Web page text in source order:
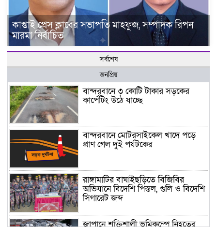
কাপ্তাই প্রেস ক্লাবের সভাপতি মাহফুজ, সম্পাদক রিপন
মারমা নির্বাচিত
সর্বশেষ
জনপ্রিয়
বান্দরবানে ৩ কোটি টাকার সড়কের
কার্পেটিং উঠে যাচ্ছে
বান্দরবানে মোটরসাইকেল খাদে পড়ে
প্রাণ গেল দুই পর্যটকের
রাঙ্গামাটির বাঘাইছড়িতে বিজিবির
অভিযানে বিদেশি পিস্তল, গুলি ও বিদেশি
সিগারেট জব্দ
জাপানে শক্তিশালী ভূমিকম্পে নিহতের